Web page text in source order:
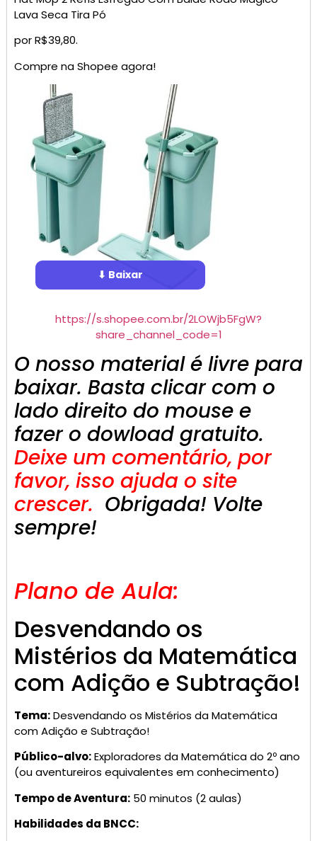
Lava Seca Tira Pó
por R$39,80.
Compre na Shopee agora!
⬇ Baixar
https://s.shopee.com.br/2LOWjb5FgW?
share_channel_code=1
O nosso material é livre para
baixar. Basta clicar com o
lado direito do mouse e
fazer o dowload gratuito.
Deixe um comentário, por
favor, isso ajuda o site
crescer. Obrigada! Volte
sempre!
Plano de Aula:
Desvendando os
Mistérios da Matemática
com Adição e Subtração!
Tema:Desvendando os Mistérios da Matemática
com Adição e Subtração!
Público-alvo:Exploradores da Matemática do 2º ano
(ou aventureiros equivalentes em conhecimento)
Tempo de Aventura: 50 minutos (2 aulas)
Habilidades da BNCC: